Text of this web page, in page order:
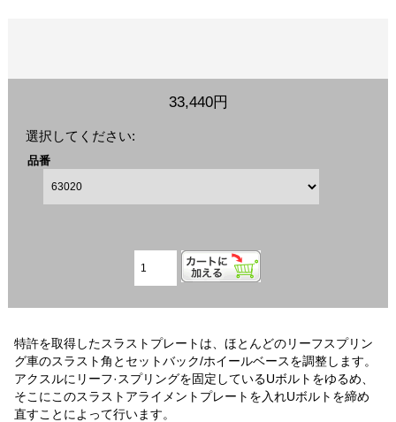
33,440円
選択してください:
品番
特許を取得したスラストプレートは、ほとんどのリーフスプリン
グ車のスラスト角とセットバック/ホイールベースを調整します。
アクスルにリーフ·スプリングを固定しているUボルトをゆるめ、
そこにこのスラストアライメントプレートを入れUボルトを締め
直すことによって行います。